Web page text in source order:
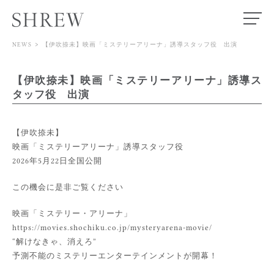
NEWS > 【伊吹捺未】映画「ミステリーアリーナ」誘導スタッフ役 出演
【伊吹捺未】映画「ミステリーアリーナ」誘導ス
タッフ役 出演
【伊吹捺未】
映画「ミステリーアリーナ」誘導スタッフ役
2026年5月22日全国公開
この機会に是非ご覧ください
映画「ミステリー・アリーナ」
https://movies.shochiku.co.jp/mysteryarena-movie/
“解けなきゃ、消えろ”
予測不能のミステリーエンターテインメントが開幕！
MODEL
SPECIALIST
NEWS